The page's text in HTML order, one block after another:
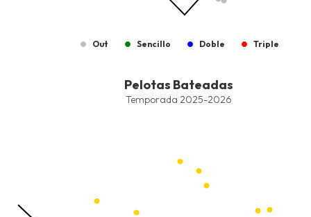
Out Sencillo Doble Triple
Combination chart with 7 data series.
The chart has 1 Y axis displaying values. Data ranges from -
Pelotas Bateadas
Temporada 2025-2026